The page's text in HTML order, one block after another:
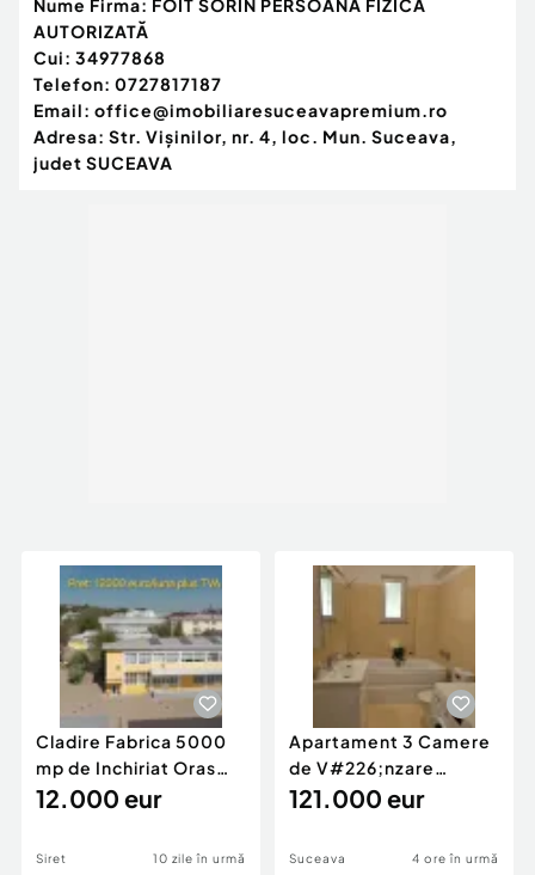
Gaz
Nume Firma: FOIT SORIN PERSOANĂ FIZICĂ
AUTORIZATĂ
Cui: 34977868
Telefon: 0727817187
Email: office@imobiliaresuceavapremium.ro
Adresa: Str. Vişinilor, nr. 4, loc. Mun. Suceava,
judet SUCEAVA
Cladire Fabrica 5000
mp de Inchiriat Oras
Siret Suceava
12.000 eur
Siret 10 zile în urmă
Apartament 3 Camere
de V#226;nzare
#238;n Suceava – la ...
121.000 eur
Suceava 4 ore în urmă